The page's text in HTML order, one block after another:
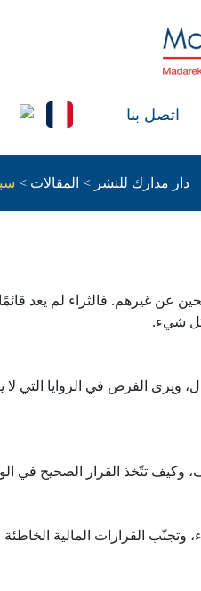
اتصل بنا
دار مدارك للنشر > المقالات >
عن غيرهم. فالثراء لم يعد
كل شيء.
الفرص في الزوايا التي لا
وكيف تتّخذ القرار الصحيح
وتجنّب القرارات المالية